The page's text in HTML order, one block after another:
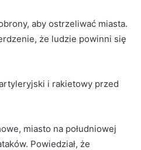
aby ostrzeliwać miasta.
że ludzie powinni się
i rakietowy przed
miasto na południowej
Powiedział, że